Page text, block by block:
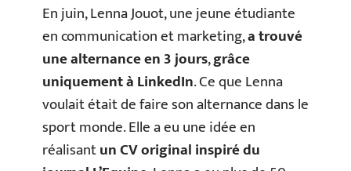
En juin, Lenna Jouot, une jeune étudiante
en communication et marketing,a trouvé
une alternance en 3 jours,grâce
uniquement à LinkedIn. Ce que Lenna
voulait était de faire son alternance dans le
sport monde. Elle a eu une idée en
réalisantun CV original inspiré du